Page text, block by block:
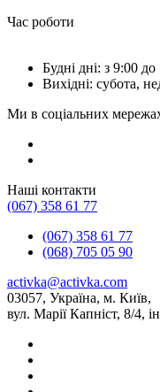
Час роботи
Будні дні: з 9:00
Вихідні: субота,
Ми в соціальних
Наші контакти
(067) 358 61 77
(067) 358 61 77
(068) 705 05 90
activka@activka.com
03057, Україна, м. Київ,
вул. Марії Капніст, 8/4,